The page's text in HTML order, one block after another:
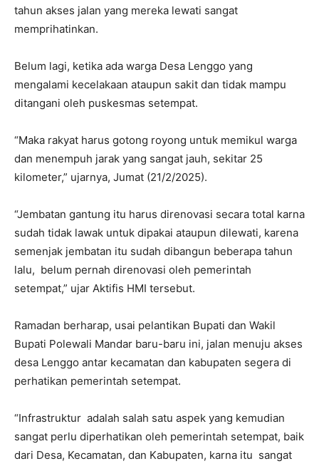
tahun akses jalan yang mereka lewati sangat
memprihatinkan.
Belum lagi, ketika ada warga Desa Lenggo yang
mengalami kecelakaan ataupun sakit dan tidak mampu
ditangani oleh puskesmas setempat.
“Maka rakyat harus gotong royong untuk memikul warga
dan menempuh jarak yang sangat jauh, sekitar 25
kilometer,” ujarnya, Jumat (21/2/2025).
“Jembatan gantung itu harus direnovasi secara total karna
sudah tidak lawak untuk dipakai ataupun dilewati, karena
semenjak jembatan itu sudah dibangun beberapa tahun
lalu, belum pernah direnovasi oleh pemerintah
setempat,” ujar Aktifis HMI tersebut.
Ramadan berharap, usai pelantikan Bupati dan Wakil
Bupati Polewali Mandar baru-baru ini, jalan menuju akses
desa Lenggo antar kecamatan dan kabupaten segera di
perhatikan pemerintah setempat.
“Infrastruktur adalah salah satu aspek yang kemudian
sangat perlu diperhatikan oleh pemerintah setempat, baik
dari Desa, Kecamatan, dan Kabupaten, karna itu sangat